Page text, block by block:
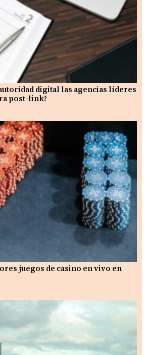
digital las agencias líderes
post-link?
juegos de casino en vivo en